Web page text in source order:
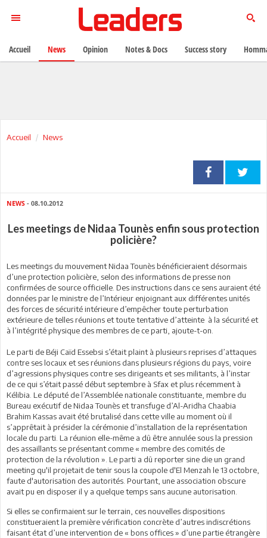
Accueil News
NEWS - 08.10.2012
Les meetings de Nidaa Tounès enfin sous protection
policière?
Les meetings du mouvement Nidaa Tounès bénéficieraient désormais
d’une protection policière, selon des informations de presse non
confirmées de source officielle. Des instructions dans ce sens auraient été
données par le ministre de l’Intérieur enjoignant aux différentes unités
des forces de sécurité intérieure d’empêcher toute perturbation
extérieure de telles réunions et toute tentative d’atteinte à la sécurité et
à l’intégrité physique des membres de ce parti, ajoute-t-on.
Le parti de Béji Caïd Essebsi s’était plaint à plusieurs reprises d’attaques
contre ses locaux et ses réunions dans plusieurs régions du pays, voire
d’agressions physiques contre ses dirigeants et ses militants, à l’instar
de ce qui s’était passé début septembre à Sfax et plus récemment à
Kélibia. Le député de l’Assemblée nationale constituante, membre du
Bureau exécutif de Nidaa Tounès et transfuge d’Al-Aridha Chaabia
Brahim Kassas avait été brutalisé dans cette ville au moment où il
s’apprêtait à présider la cérémonie d’installation de la représentation
locale du parti. La réunion elle-même a dû être annulée sous la pression
des assaillants se présentant comme « membre des comités de
protection de la révolution ». Le parti a dû reporter sine die un grand
meeting qu'il projetait de tenir sous la coupole d'El Menzah le 13 octobre,
faute d'autorisation des autorités. Pourtant, une association obscure
avait pu en disposer il y a quelque temps sans aucune autorisation.
Si elles se confirmaient sur le terrain, ces nouvelles dispositions
constitueraient la première vérification concrète d’autres indiscrétions
faisant état d’une intervention de « bons offices » d’une partie étrangère
Accueil News Opinion Notes & Docs Success story